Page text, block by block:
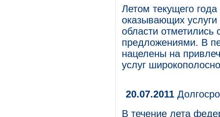
Летом текущего
оказывающих
области
предложениями. В
нацелены на
услуг
20.07.2011
В течение лета